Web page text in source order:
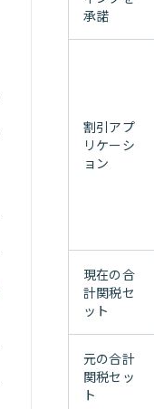
承諾
割引アプ
リケーシ
ョン
現在の合
計関税セ
ット
元の合計
関税セッ
ト